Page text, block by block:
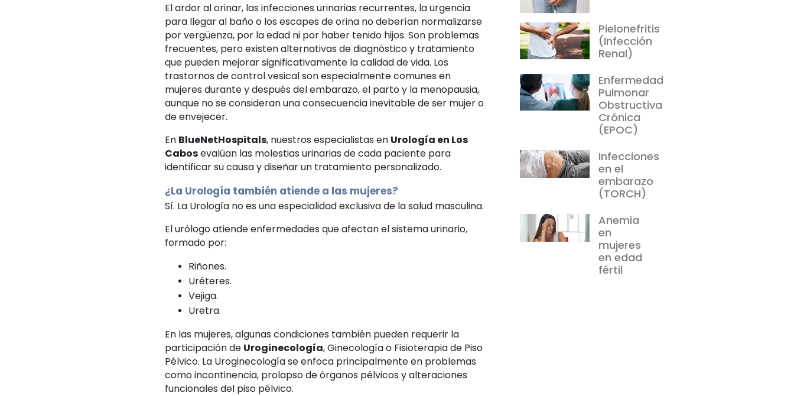
El ardor al orinar, las infecciones urinarias recurrentes, la urgencia
para llegar al baño o los escapes de orina no deberían normalizarse
por vergüenza, por la edad ni por haber tenido hijos. Son problemas
frecuentes, pero existen alternativas de diagnóstico y tratamiento
que pueden mejorar significativamente la calidad de vida. Los
trastornos de control vesical son especialmente comunes en
mujeres durante y después del embarazo, el parto y la menopausia,
aunque no se consideran una consecuencia inevitable de ser mujer o
de envejecer.
En BlueNetHospitals, nuestros especialistas en Urología en Los
Cabosevalúan las molestias urinarias de cada paciente para
identificar su causa y diseñar un tratamiento personalizado.
¿La Urología también atiende a las mujeres?
Sí. La Urología no es una especialidad exclusiva de la salud masculina.
El urólogo atiende enfermedades que afectan el sistema urinario,
formado por:
Riñones.
Uréteres.
Vejiga.
Uretra.
En las mujeres, algunas condiciones también pueden requerir la
participación de Uroginecología, Ginecología o Fisioterapia de Piso
Pélvico. La Uroginecología se enfoca principalmente en problemas
como incontinencia, prolapso de órganos pélvicos y alteraciones
funcionales del piso pélvico.
Pielonefritis
(Infección
Renal)
Enfermedad
Pulmonar
Obstructiva
Crónica
(EPOC)
Infecciones
en el
embarazo
(TORCH)
Anemia
en
mujeres
en edad
fértil